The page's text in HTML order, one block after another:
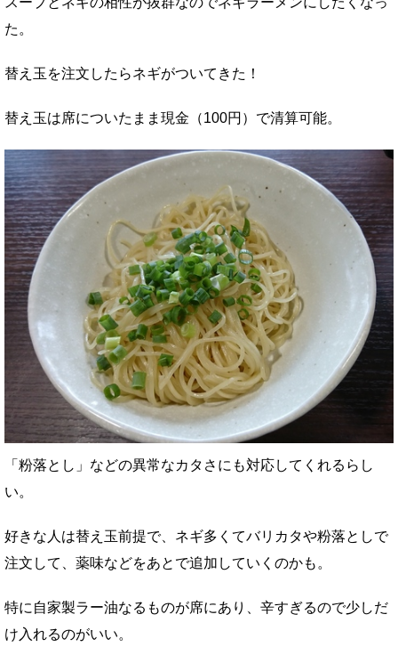
た。
替え玉を注文したらネギがついてきた！
替え玉は席についたまま現金（100円）で清算可能。
「粉落とし」などの異常なカタさにも対応してくれるらし
い。
好きな人は替え玉前提で、ネギ多くてバリカタや粉落としで
注文して、薬味などをあとで追加していくのかも。
特に自家製ラー油なるものが席にあり、辛すぎるので少しだ
け入れるのがいい。